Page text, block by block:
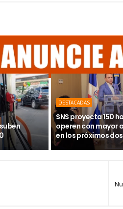
DESTACADAS
SNS proyecta 150
operen con mayor
en los próximos